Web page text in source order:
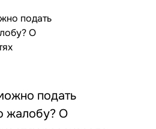
подать
жалобу? О